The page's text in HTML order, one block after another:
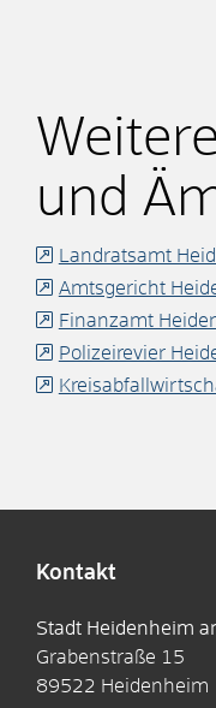
und
Landratsamt
Amtsgericht
Finanzamt
Polizeirevier
Kontakt
Stadt Heidenheim
Grabenstraße 15
89522 Heidenheim